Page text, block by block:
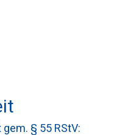
§ 55 RStV: